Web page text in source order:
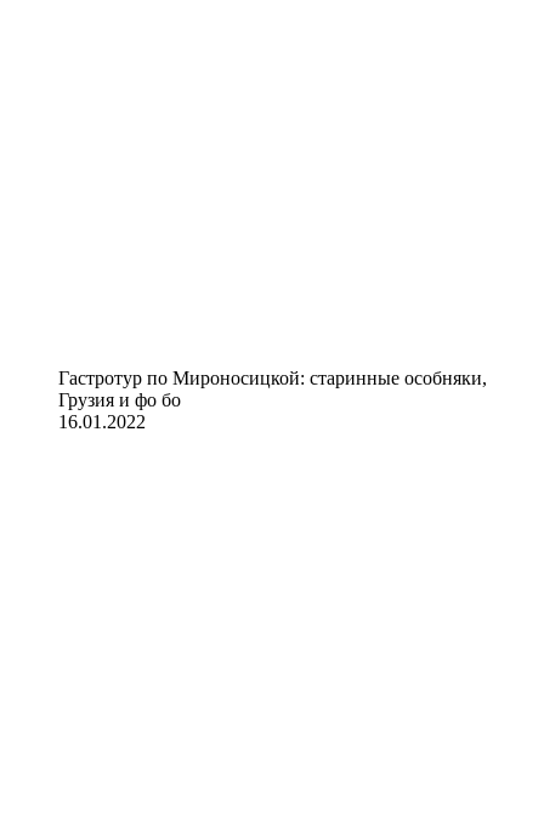
Гастротур по Мироносицкой: старинные особняки,
Грузия и фо бо
16.01.2022